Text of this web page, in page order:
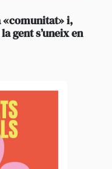
«comunitat» i,
gent s’uneix en